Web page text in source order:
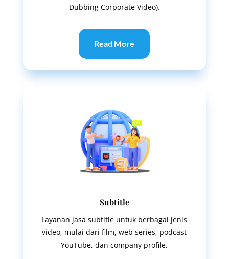
Dubbing Corporate Video).
Read More
Subtitle
Layanan jasa subtitle untuk berbagai jenis
video, mulai dari film, web series, podcast
YouTube, dan company profile.